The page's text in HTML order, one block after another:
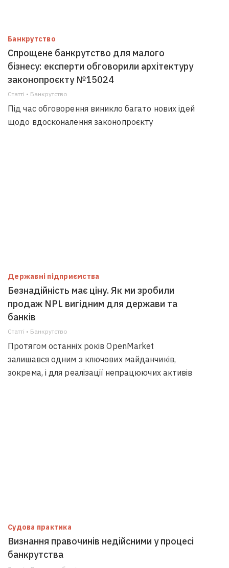
Банкрутство
Спрощене банкрутство для малого
бізнесу: експерти обговорили архітектуру
законопроєкту №15024
Статті • Банкрутство
Під час обговорення виникло багато нових ідей
щодо вдосконалення законопроєкту
Державні підприємства
Безнадійність має ціну. Як ми зробили
продаж NPL вигідним для держави та
банків
Статті • Банкрутство
Протягом останніх років OpenMarket
залишався одним з ключових майданчиків,
зокрема, і для реалізації непрацюючих активів
Судова практика
Визнання правочинів недійсними у процесі
банкрутства